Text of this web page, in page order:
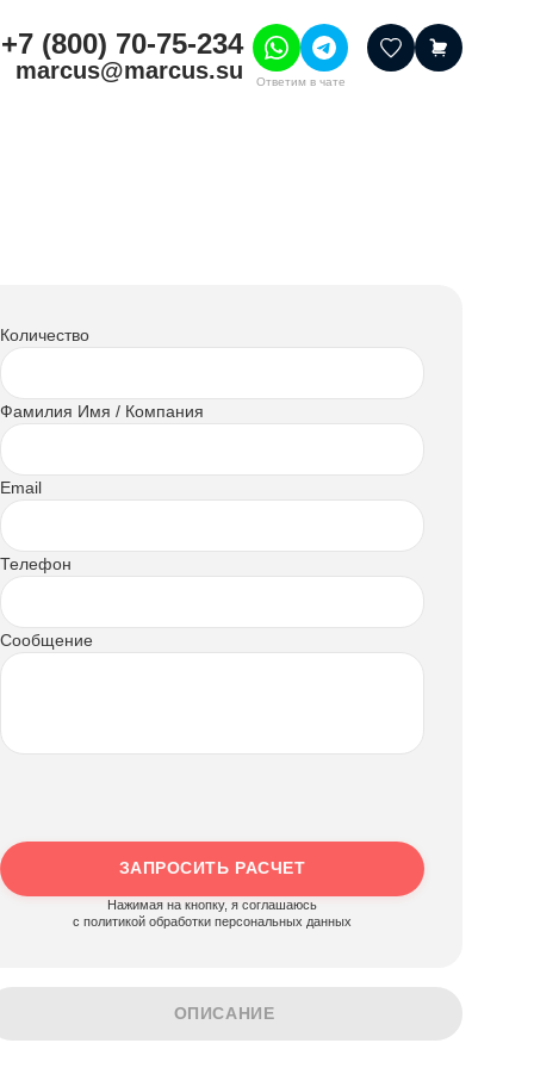
+7 (800) 70-75-234
marcus@marcus.su Ответим в чате
Количество
Фамилия Имя / Компания
Email
Телефон
Сообщение
ЗАПРОСИТЬ РАСЧЕТ
Нажимая на кнопку, я соглашаюсь
c политикой обработки персональных данных
ОПИСАНИЕ